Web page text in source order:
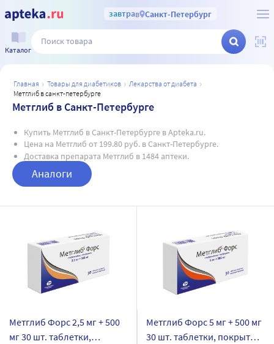
завтрав Санкт-Петербург
Каталог
главная товары для диабетиков
лекарства от диабета
метглиб в санкт-петербурге
Метглиб в Санкт-Петербурге
Купить Метглиб в Санкт-Петербурге в Apteka.ru.
Цена на Метглиб от 199.80 руб. в Санкт-Петербурге.
Доставка препарата Метглиб в 1484 аптеки.
Аналоги
Метглиб Форс 2,5 мг + 500
мг 30 шт. таблетки,
Метглиб Форс 5 мг + 500 мг
30 шт. таблетки, покрытые